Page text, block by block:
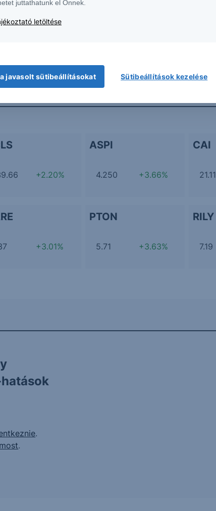
+2.20%
ASPI
4.250 +3.66%
CAI
21.11
+3.01%
PTON
5.71 +3.63%
RILY
7.19
.
.
juttathatunk el Önnek.
letöltése
javasolt sütibeállításokat Sütibeállítások kezelése